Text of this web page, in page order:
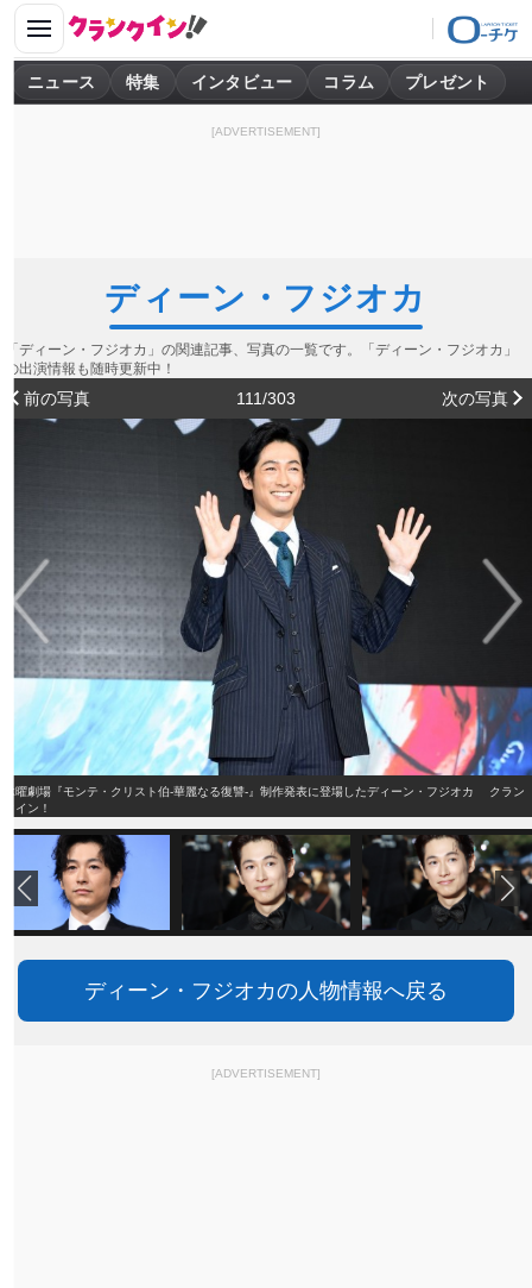
ニュース 特集 インタビュー コラム プレゼント
[ADVERTISEMENT]
ディーン・フジオカ
「ディーン・フジオカ」の関連記事、写真の一覧です。「ディーン・フジオカ」
の出演情報も随時更新中！
前の写真 111/303 次の写真
木曜劇場『モンテ・クリスト伯‐華麗なる復讐‐』制作発表に登場したディーン・フジオカ クラン
クイン！
ディーン・フジオカの人物情報へ戻る
[ADVERTISEMENT]